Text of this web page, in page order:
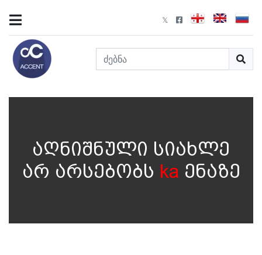
აღნიშნული სიახლე
არ არსებობს ka ენაზე